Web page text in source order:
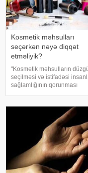
Kosmetik məhsulları
seçərkən nəyə diqqət
etməliyik?
"Kosmetik məhsulların
seçilməsi və istifadəsi
sağlamlığının qorunması
Səhiyyə Nazirliyinin rəsmi
"Instagram" hesabınd